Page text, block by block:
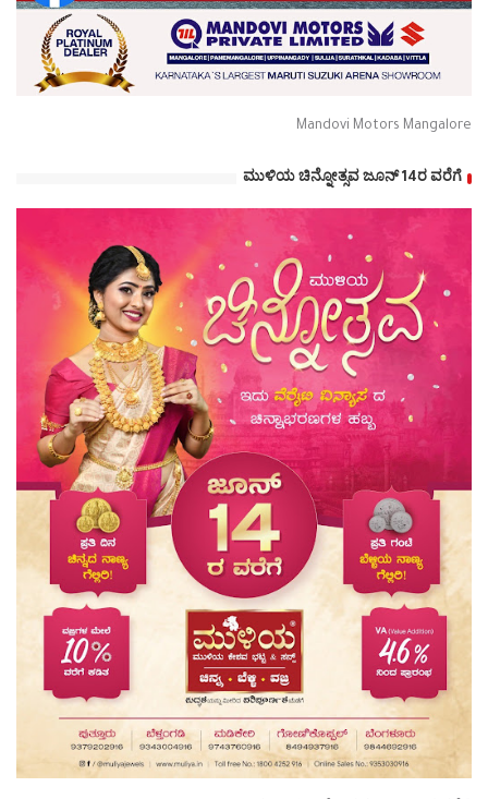
Mandovi Motors Mangalore
ಮುಳಿಯ ಚಿನ್ನೋತ್ಸವ ಜೂನ್ 14ರ ವರೆಗೆ